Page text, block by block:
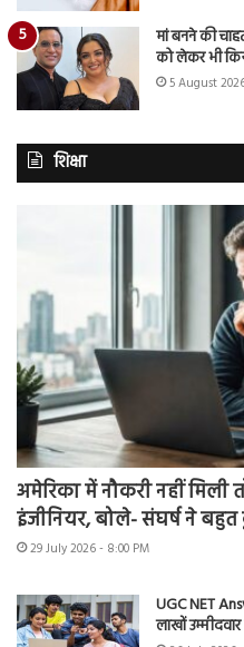
मां बनने की
को लेकर भी
5 August
शिक्षा
अमेरिका में नौकरी नहीं मिली
इंजीनियर, बोले- संघर्ष ने
29 July 2026 - 8:00 PM
UGC NET
लाखों